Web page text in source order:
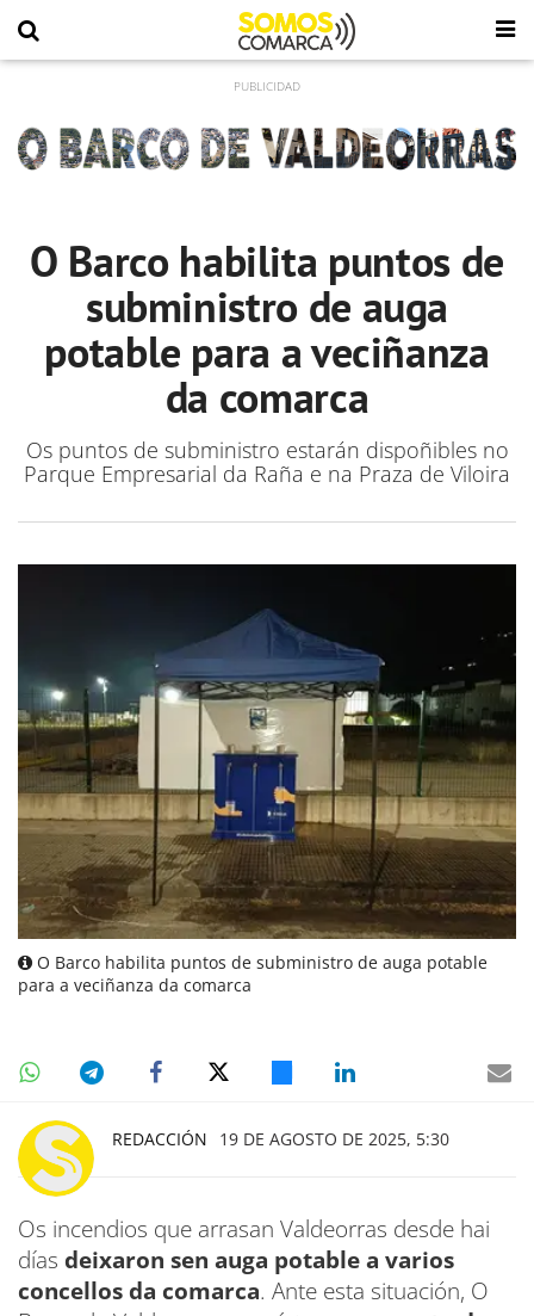
O Barco habilita puntos de
subministro de auga
potable para a veciñanza
da comarca
Os puntos de subministro estarán dispoñibles no
Parque Empresarial da Raña e na Praza de Viloira
O Barco habilita puntos de subministro de auga potable
para a veciñanza da comarca
REDACCIÓN 19 DE AGOSTO DE 2025, 5:30
Os incendios que arrasan Valdeorras desde hai
días deixaron sen auga potable a varios
concellos da comarca. Ante esta situación, O